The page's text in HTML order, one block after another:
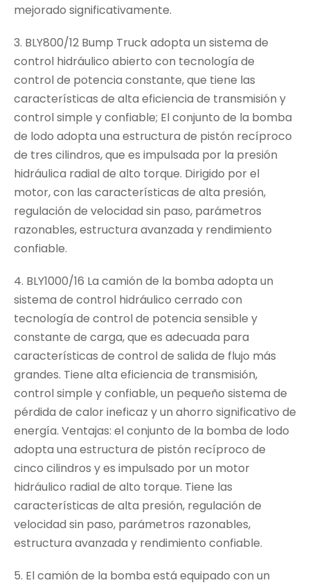
mejorado significativamente.
3. BLY800/12 Bump Truck adopta un sistema de
control hidráulico abierto con tecnología de
control de potencia constante, que tiene las
características de alta eficiencia de transmisión y
control simple y confiable; El conjunto de la bomba
de lodo adopta una estructura de pistón recíproco
de tres cilindros, que es impulsada por la presión
hidráulica radial de alto torque. Dirigido por el
motor, con las características de alta presión,
regulación de velocidad sin paso, parámetros
razonables, estructura avanzada y rendimiento
confiable.
4. BLY1000/16 La camión de la bomba adopta un
sistema de control hidráulico cerrado con
tecnología de control de potencia sensible y
constante de carga, que es adecuada para
características de control de salida de flujo más
grandes. Tiene alta eficiencia de transmisión,
control simple y confiable, un pequeño sistema de
pérdida de calor ineficaz y un ahorro significativo de
energía. Ventajas: el conjunto de la bomba de lodo
adopta una estructura de pistón recíproco de
cinco cilindros y es impulsado por un motor
hidráulico radial de alto torque. Tiene las
características de alta presión, regulación de
velocidad sin paso, parámetros razonables,
estructura avanzada y rendimiento confiable.
5. El camión de la bomba está equipado con un